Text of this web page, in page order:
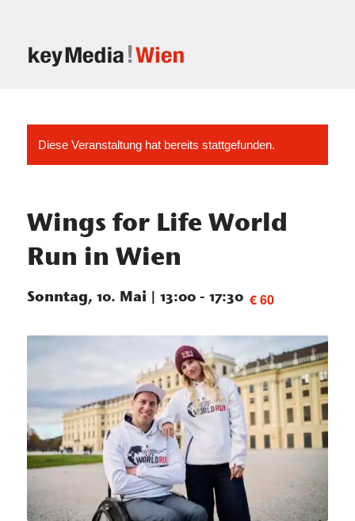
Diese Veranstaltung hat bereits stattgefunden.
Wings for Life World
Run in Wien
Sonntag, 10. Mai | 13:00- 17:30 € 60